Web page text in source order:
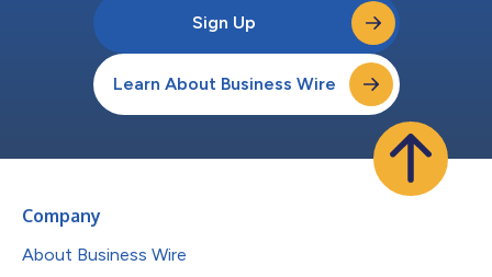
Sign Up
Learn About Business Wire
Company
About Business Wire